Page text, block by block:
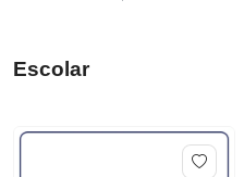
Escolar